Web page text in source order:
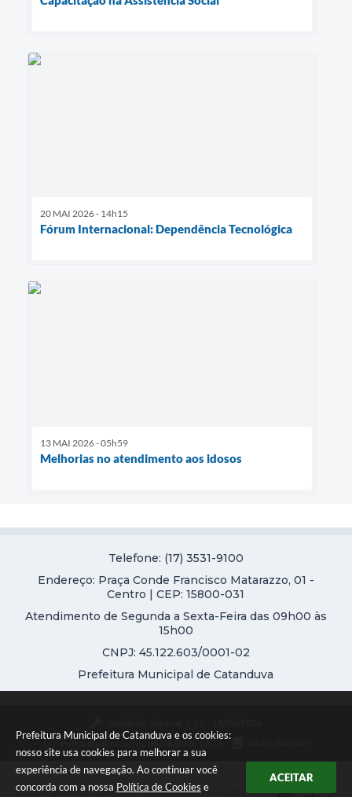
Prefeitura Municipal de Catanduva e os cookies:
nosso site usa cookies para melhorar a sua
experiência de navegação. Ao continuar você
concorda com a nossa Política de Cookies e
ACEITAR
20 MAI 2026 - 14h15
Fórum Internacional: Dependência Tecnológica
13 MAI 2026 - 05h59
Melhorias no atendimento aos idosos
Telefone: (17) 3531-9100
Endereço: Praça Conde Francisco Matarazzo, 01 -
Centro | CEP: 15800-031
Atendimento de Segunda a Sexta-Feira das 09h00 às
15h00
CNPJ: 45.122.603/0001-02
Prefeitura Municipal de Catanduva
Portal atualizado em:
Copyright Instar - 2006-2026. Todos os direitos reservados -